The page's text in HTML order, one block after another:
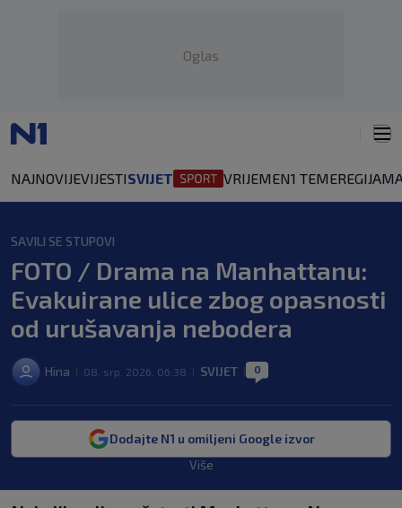
Oglas
NAJNOVIJEVIJESTISVIJET VRIJEMEN1 TEMEREGIJA
SAVILI SE STUPOVI
FOTO / Drama na Manhattanu:
Evakuirane ulice zbog opasnosti
od urušavanja nebodera
Hina 08. srp. 2026. 06:38 SVIJET 0
Dodajte N1 u omiljeni Google izvor
Više